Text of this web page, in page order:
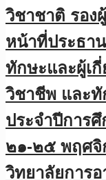
วิชาชาติ รอง
หน้าที่ประธา
ทักษะและผู้เ
วิชาชีพ และทั
ประจำปีการ
๒๑-๒๕ พฤศ
วิทยาลัยการ